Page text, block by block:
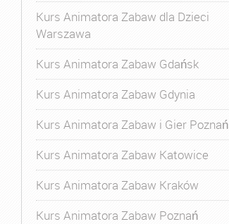
Kurs Animatora Zabaw dla Dzieci
Warszawa
Kurs Animatora Zabaw Gdańsk
Kurs Animatora Zabaw Gdynia
Kurs Animatora Zabaw i Gier Poznań
Kurs Animatora Zabaw Katowice
Kurs Animatora Zabaw Kraków
Kurs Animatora Zabaw Poznań